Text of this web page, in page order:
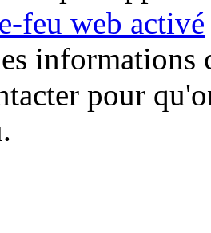
feu web activé
informations
pour